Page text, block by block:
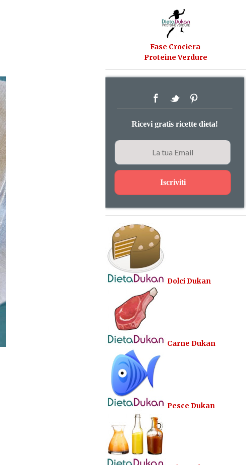
Fase Crociera
Proteine Verdure
Ricevi gratis ricette dieta!
Dolci Dukan
Carne Dukan
Pesce Dukan